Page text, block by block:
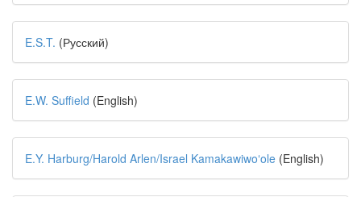
E.S.T. (Русский)
E.W. Suffield (English)
E.Y. Harburg/Harold Arlen/Israel Kamakawiwoʻole (English)